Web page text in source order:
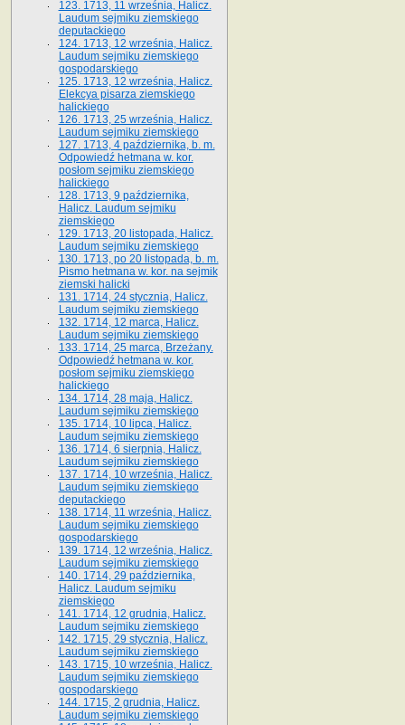
123. 1713, 11 września, Halicz.
Laudum sejmiku ziemskiego
deputackiego
124. 1713, 12 września, Halicz.
Laudum sejmiku ziemskiego
gospodarskiego
125. 1713, 12 września, Halicz.
Elekcya pisarza ziemskiego
halickiego
126. 1713, 25 września, Halicz.
Laudum sejmiku ziemskiego
127. 1713, 4 października, b. m.
Odpowiedź hetmana w. kor.
posłom sejmiku ziemskiego
halickiego
128. 1713, 9 października,
Halicz. Laudum sejmiku
ziemskiego
129. 1713, 20 listopada, Halicz.
Laudum sejmiku ziemskiego
130. 1713, po 20 listopada, b. m.
Pismo hetmana w. kor. na sejmik
ziemski halicki
131. 1714, 24 stycznia, Halicz.
Laudum sejmiku ziemskiego
132. 1714, 12 marca, Halicz.
Laudum sejmiku ziemskiego
133. 1714, 25 marca, Brzeżany.
Odpowiedź hetmana w. kor.
posłom sejmiku ziemskiego
halickiego
134. 1714, 28 maja, Halicz.
Laudum sejmiku ziemskiego
135. 1714, 10 lipca, Halicz.
Laudum sejmiku ziemskiego
136. 1714, 6 sierpnia, Halicz.
Laudum sejmiku ziemskiego
137. 1714, 10 września, Halicz.
Laudum sejmiku ziemskiego
deputackiego
138. 1714, 11 września, Halicz.
Laudum sejmiku ziemskiego
gospodarskiego
139. 1714, 12 września, Halicz.
Laudum sejmiku ziemskiego
140. 1714, 29 października,
Halicz. Laudum sejmiku
ziemskiego
141. 1714, 12 grudnia, Halicz.
Laudum sejmiku ziemskiego
142. 1715, 29 stycznia, Halicz.
Laudum sejmiku ziemskiego
143. 1715, 10 września, Halicz.
Laudum sejmiku ziemskiego
gospodarskiego
144. 1715, 2 grudnia, Halicz.
Laudum sejmiku ziemskiego